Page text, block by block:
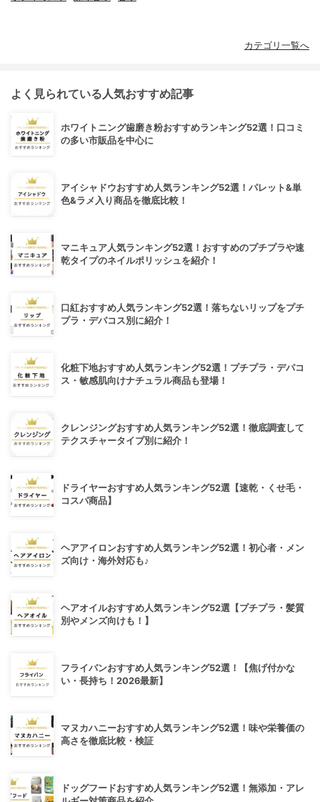
カテゴリ一覧へ
よく見られている人気おすすめ記事
ホワイトニング歯磨き粉おすすめランキング52選！口コミ
の多い市販品を中心に
アイシャドウおすすめ人気ランキング52選！パレット&単
色&ラメ入り商品を徹底比較！
マニキュア人気ランキング52選！おすすめのプチプラや速
乾タイプのネイルポリッシュを紹介！
口紅おすすめ人気ランキング52選！落ちないリップをプチ
プラ・デパコス別に紹介！
化粧下地おすすめ人気ランキング52選！プチプラ・デパコ
ス・敏感肌向けナチュラル商品も登場！
クレンジングおすすめ人気ランキング52選！徹底調査して
テクスチャータイプ別に紹介！
ドライヤーおすすめ人気ランキング52選【速乾・くせ毛・
コスパ商品】
ヘアアイロンおすすめ人気ランキング52選！初心者・メン
ズ向け・海外対応も♪
ヘアオイルおすすめ人気ランキング52選【プチプラ・髪質
別やメンズ向けも！】
フライパンおすすめ人気ランキング52選！【焦げ付かな
い・長持ち！2026最新】
マヌカハニーおすすめ人気ランキング52選！味や栄養価の
高さを徹底比較・検証
ドッグフードおすすめ人気ランキング52選！無添加・アレ